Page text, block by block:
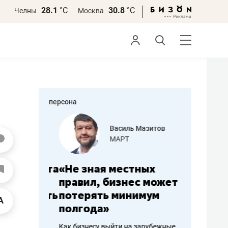
Челны 28.1 °С Москва 30.8 °С
персона
работа
Василь Мазитов
МАРТ
«Не зная местных
правил, бизнес может
потерять минимум
полгода»